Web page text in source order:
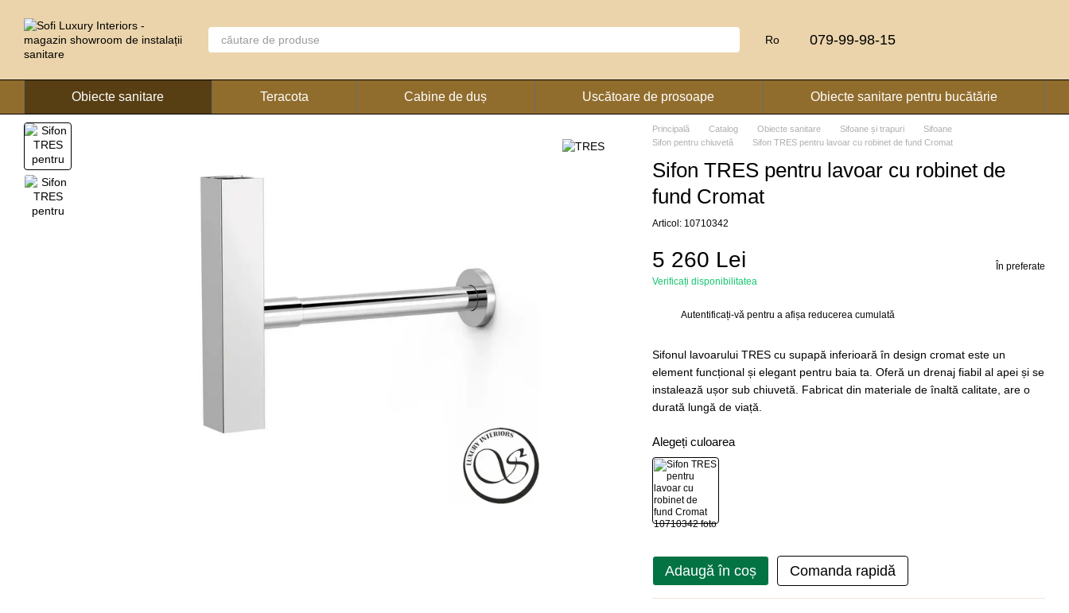
Ro 079-99-98-15
Obiecte sanitare Teracota Cabine de duș Uscătoare de prosoape Obiecte sanitare pentru bucătărie
Principală Catalog Obiecte sanitare Sifoane și trapuri
Sifoane
Sifon pentru chiuvetă
Sifon TRES pentru lavoar cu robinet de fund Cromat
Sifon TRES pentru lavoar cu robinet de
fund Cromat
Articol: 10710342
5 260 Lei
Verificați disponibilitatea
În preferate
Autentificați-văpentru a afișa reducerea cumulată
Sifonul lavoarului TRES cu supapă inferioară în design cromat este un
element funcțional și elegant pentru baia ta. Oferă un drenaj fiabil al apei și se
instalează ușor sub chiuvetă. Fabricat din materiale de înaltă calitate, are o
durată lungă de viață.
Alegeți culoarea
Adaugă în coș Comanda rapidă